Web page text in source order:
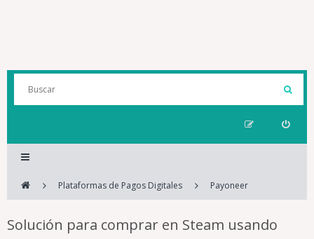
Plataformas de Pagos Digitales Payoneer
Solución para comprar en Steam usando